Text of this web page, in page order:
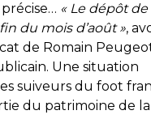
« Le dépôt
du mois d’août »,
de Romain
Une situation
suiveurs du foot
du patrimoine de la